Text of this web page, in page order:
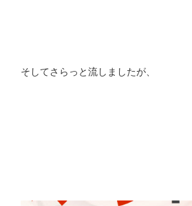
そしてさらっと流しましたが、